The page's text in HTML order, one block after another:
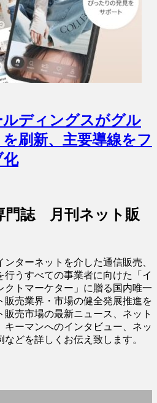
ディングスがグル
刷新、主要導線をフ
化
門誌 月刊ネット販
ンターネットを介した通信販売、
行うすべての事業者に向けた「イ
クトマーケター」に贈る国内唯一
販売業界・市場の健全発展推進を
売市場の最新ニュース、ネット
キーマンへのインタビュー、ネッ
などを詳しくお伝え致します。